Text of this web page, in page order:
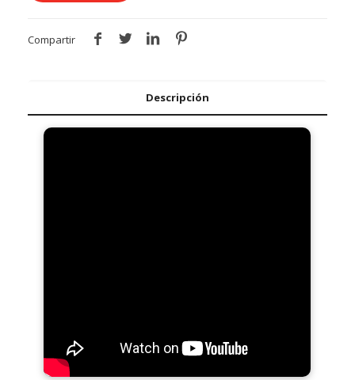
Compartir
Descripción